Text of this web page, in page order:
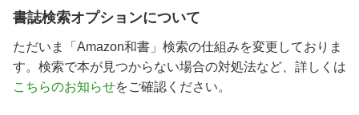
書誌検索オプションについて
ただいま「Amazon和書」検索の仕組みを変更しておりま
す。検索で本が見つからない場合の対処法など、詳しくは
こちらのお知らせをご確認ください。